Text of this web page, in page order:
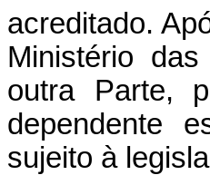
acreditado.
Ministério
outra Parte,
dependente
sujeito à